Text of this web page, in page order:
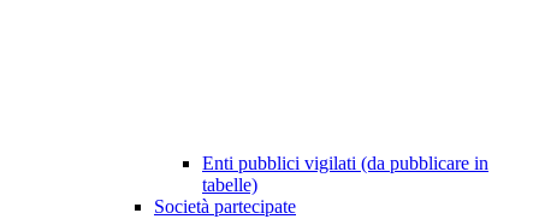
Enti pubblici vigilati (da pubblicare in
tabelle)
Società partecipate